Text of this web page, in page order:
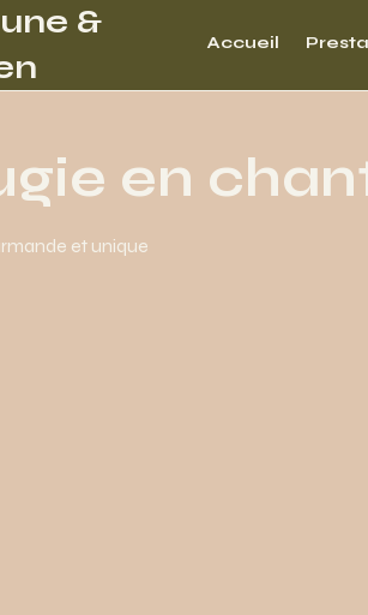
&
Accueil
en
et unique